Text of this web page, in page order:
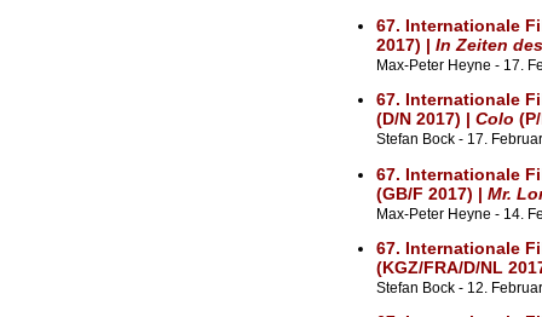
67. Internationale
2017) | In Zeiten
Max-Peter Heyne - 17.
67. Internationale
(D/N 2017) | Colo
Stefan Bock - 17.
67. Internationale
(GB/F 2017) | Mr.
Max-Peter Heyne - 14.
67. Internationale
(KGZ/FRA/D/NL
Stefan Bock - 12.